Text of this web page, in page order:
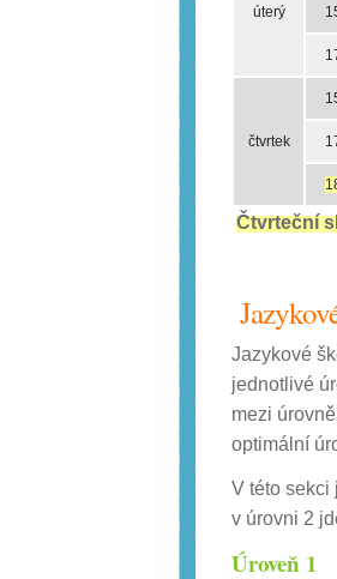
úterý
čtvrtek
Čtvrteční
Jazykové
jednotlivé
mezi
optimální
V této sekci
v úrovni 2
Úroveň 1